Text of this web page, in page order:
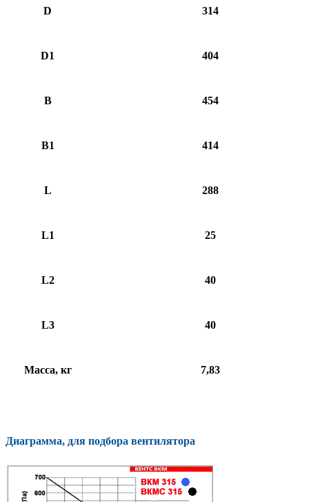
D 314
D1 404
B 454
B1 414
L 288
L1 25
L2 40
L3 40
Масса, кг 7,83
Диаграмма, для подбора вентилятора